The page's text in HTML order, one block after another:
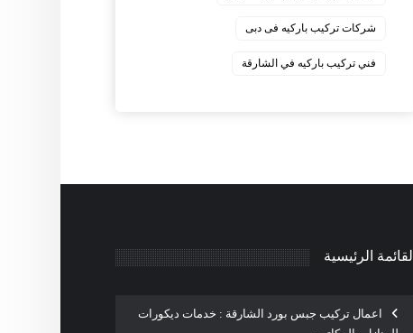
‏شركات تركيب باركيه فى دبى
‏فني تركيب باركيه في الشارقة
القائمة الرئيسية
اعمال تركيب جبس بورد الشارقة : خدمات ديكورات